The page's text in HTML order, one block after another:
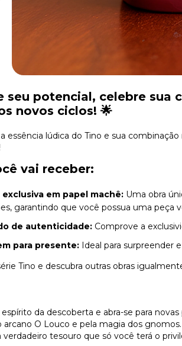
seu potencial, celebre sua
novos ciclos! 🌟
essência lúdica do Tino e sua
vai receber:
exclusiva em papel machê: Uma obra
garantindo que você possua uma peça
de autenticidade: Comprove a
para presente: Ideal para surpreender
Tino e descubra outras obras
da descoberta e abra-se para
arcano O Louco e pela magia dos
verdadeiro tesouro que só você terá o